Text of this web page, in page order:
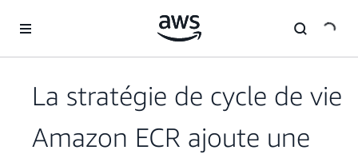
La stratégie de cycle de vie
Amazon ECR ajoute une